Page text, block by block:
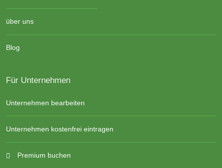
über uns
Blog
Für Unternehmen
Unternehmen bearbeiten
Unternehmen kostenfrei eintragen
Premium buchen